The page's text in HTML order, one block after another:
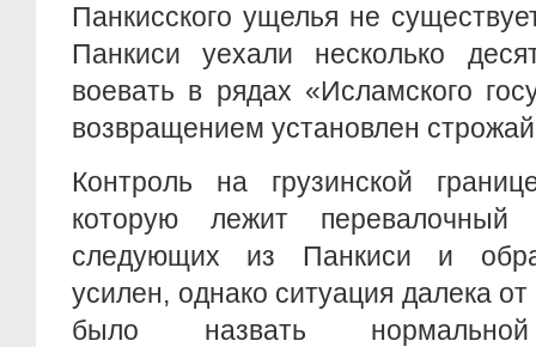
Панкисского ущелья не
Панкиси уехали несколько
воевать в рядах «Исламского
возвращением установлен
Контроль на грузинской
которую лежит перевалочный
следующих из Панкиси и
усилен, однако ситуация далека
было назвать